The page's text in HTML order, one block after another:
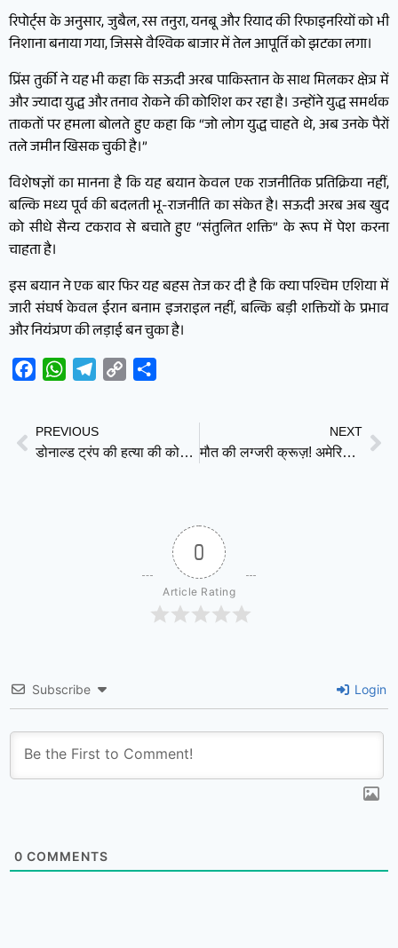
रिपोर्ट्स के अनुसार, जुबैल, रस तनुरा, यनबू और रियाद की रिफाइनरियों को भी
निशाना बनाया गया, जिससे वैश्विक बाजार में तेल आपूर्ति को झटका लगा।
प्रिंस तुर्की ने यह भी कहा कि सऊदी अरब पाकिस्तान के साथ मिलकर क्षेत्र में
और ज्यादा युद्ध और तनाव रोकने की कोशिश कर रहा है। उन्होंने युद्ध समर्थक
ताकतों पर हमला बोलते हुए कहा कि “जो लोग युद्ध चाहते थे, अब उनके पैरों
तले जमीन खिसक चुकी है।”
विशेषज्ञों का मानना है कि यह बयान केवल एक राजनीतिक प्रतिक्रिया नहीं,
बल्कि मध्य पूर्व की बदलती भू-राजनीति का संकेत है। सऊदी अरब अब खुद
को सीधे सैन्य टकराव से बचाते हुए “संतुलित शक्ति” के रूप में पेश करना
चाहता है।
इस बयान ने एक बार फिर यह बहस तेज कर दी है कि क्या पश्चिम एशिया में
जारी संघर्ष केवल ईरान बनाम इजराइल नहीं, बल्कि बड़ी शक्तियों के प्रभाव
और नियंत्रण की लड़ाई बन चुका है।
FacebookWhatsAppTelegram
Copy
PREVIOUS
डोनाल्ड ट्रंप की हत्या की कोशिश के आरोपी ने अदालत में खुद को बताया निर्दोष
NEXT
मौत की लग्जरी क्रूज़! अमेरिका और फ्रांस लौटे दो यात्री Hantavirus पॉजिटिव, दहशत
0
Article Rating
Subscribe Login
0 COMMENTS